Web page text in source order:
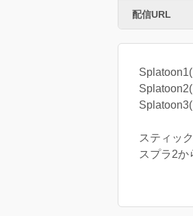
配信URL
スティッ